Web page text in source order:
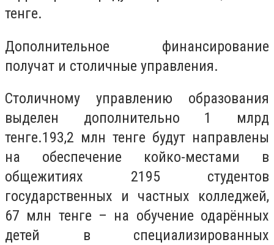
тенге.
Дополнительное финансирование
получат и столичные управления.
Столичному управлению образования
выделен дополнительно 1 млрд
тенге.193,2 млн тенге будут направлены
на обеспечение койко-местами в
общежитиях 2195 студентов
государственных и частных колледжей,
67 млн тенге – на обучение одарённых
детей в специализированных